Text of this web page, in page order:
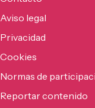
Aviso legal
Privacidad
Cookies
Normas de
Reportar contenido